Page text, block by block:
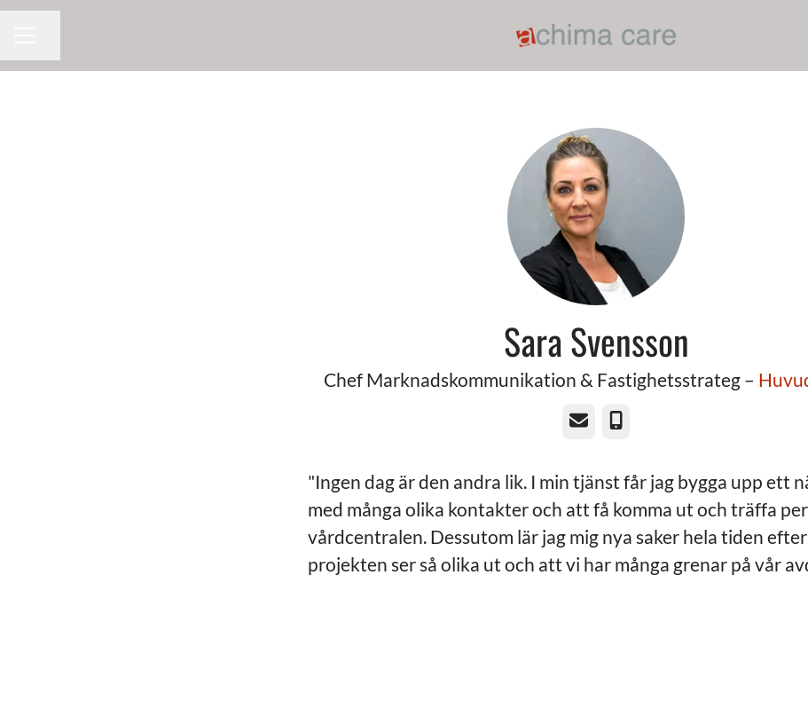
Sara Svensson
Chef Marknadskommunikation & Fastighetsstrateg –
E-post Telefon
"Ingen dag är den andra lik. I min tjänst får jag bygga upp ett
med många olika kontakter och att få komma ut och träffa
vårdcentralen. Dessutom lär jag mig nya saker hela tiden
projekten ser så olika ut och att vi har många grenar på vår